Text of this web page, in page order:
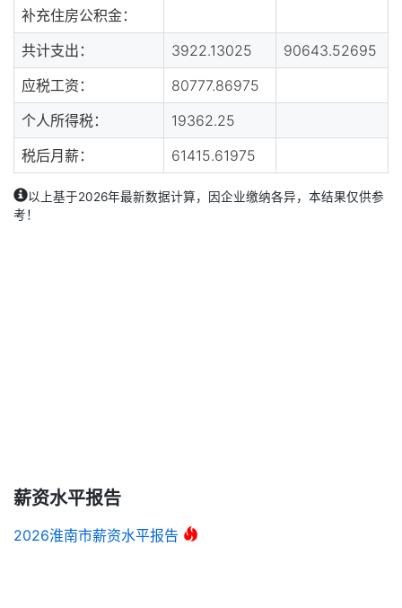
补充住房公积金：
共计支出：
3922.13025
90643.52695
应税工资：
80777.86975
个人所得税：
19362.25
税后月薪：
61415.61975
以上基于2026年最新数据计算，因企业缴纳各异，本结果仅供参
考！
薪资水平报告
2026淮南市薪资水平报告